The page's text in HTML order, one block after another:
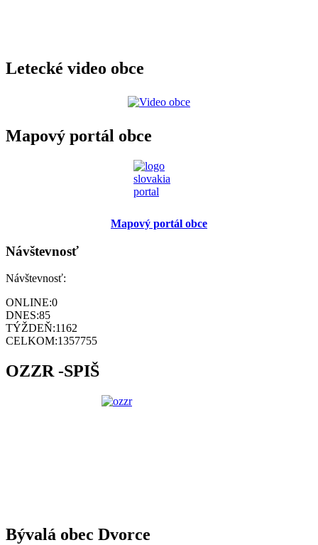
Letecké video obce
Mapový portál obce
Mapový portál obce
Návštevnosť
Návštevnosť:
ONLINE:0
DNES:85
TÝŽDEŇ:1162
CELKOM:1357755
OZZR -SPIŠ
Bývalá obec Dvorce